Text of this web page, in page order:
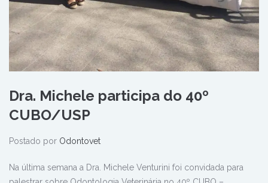
Dra. Michele participa do 40º
CUBO/USP
Postado por Odontovet
Na última semana a Dra. Michele Venturini foi convidada para